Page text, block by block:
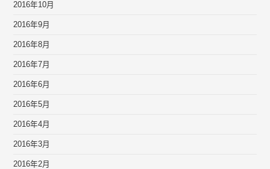
2016年10月
2016年9月
2016年8月
2016年7月
2016年6月
2016年5月
2016年4月
2016年3月
2016年2月